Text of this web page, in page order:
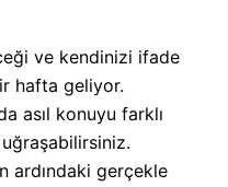
ve kendinizi ifade
hafta geliyor.
asıl konuyu farklı
ardındaki gerçekle